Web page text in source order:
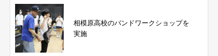
相模原高校のバンドワークショップを
実施